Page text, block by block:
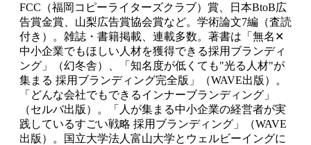
FCC（福岡コピーライターズクラブ）賞、日本BtoB広
告賞金賞、山梨広告賞協会賞など。学術論文7編（査読
付き）。雑誌・書籍掲載、連載多数。著書は「無名✕
中小企業でもほしい人材を獲得できる採用ブランディ
ング」（幻冬舎）、「知名度が低くても"光る人材"が
集まる 採用ブランディング完全版」（WAVE出版）。
「どんな会社でもできるインナーブランディング」
（セルバ出版）。「人が集まる中小企業の経営者が実
践しているすごい戦略 採用ブランディング」（WAVE
出版）。国立大学法人富山大学とウェルビーイングに